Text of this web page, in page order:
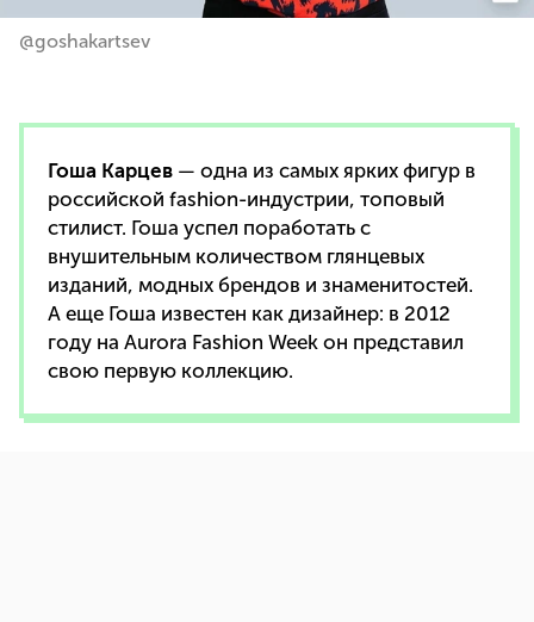
@goshakartsev
Гоша Карцев — одна из самых ярких фигур в
российской fashion-индустрии, топовый
стилист. Гоша успел поработать с
внушительным количеством глянцевых
изданий, модных брендов и знаменитостей.
А еще Гоша известен как дизайнер: в 2012
году на Aurora Fashion Week он представил
свою первую коллекцию.